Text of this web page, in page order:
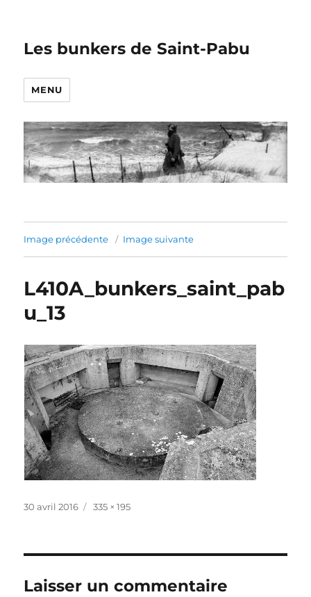
Les bunkers de Saint-Pabu
MENU
Image précédente Image suivante
L410A_bunkers_saint_pab
u_13
Publié
30 avril 2016
Taille
335 × 195
Laisser un commentaire